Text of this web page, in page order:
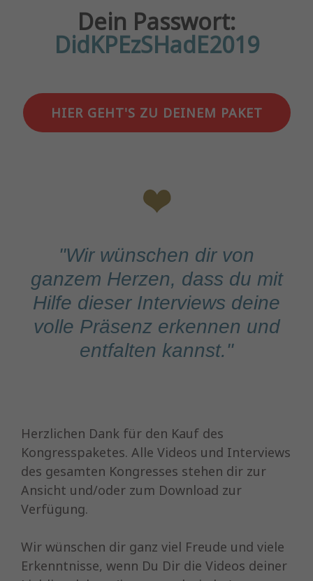
Dein Passwort:
DidKPEzSHadE2019
HIER GEHT'S ZU DEINEM PAKET
"Wir wünschen dir von
ganzem Herzen, dass du mit
Hilfe dieser Interviews deine
volle Präsenz erkennen und
entfalten kannst."
Herzlichen Dank für den Kauf des
Kongresspaketes. Alle Videos und Interviews
des gesamten Kongresses stehen dir zur
Ansicht und/oder zum Download zur
Verfügung.
Wir wünschen dir ganz viel Freude und viele
Erkenntnisse, wenn Du Dir die Videos deiner